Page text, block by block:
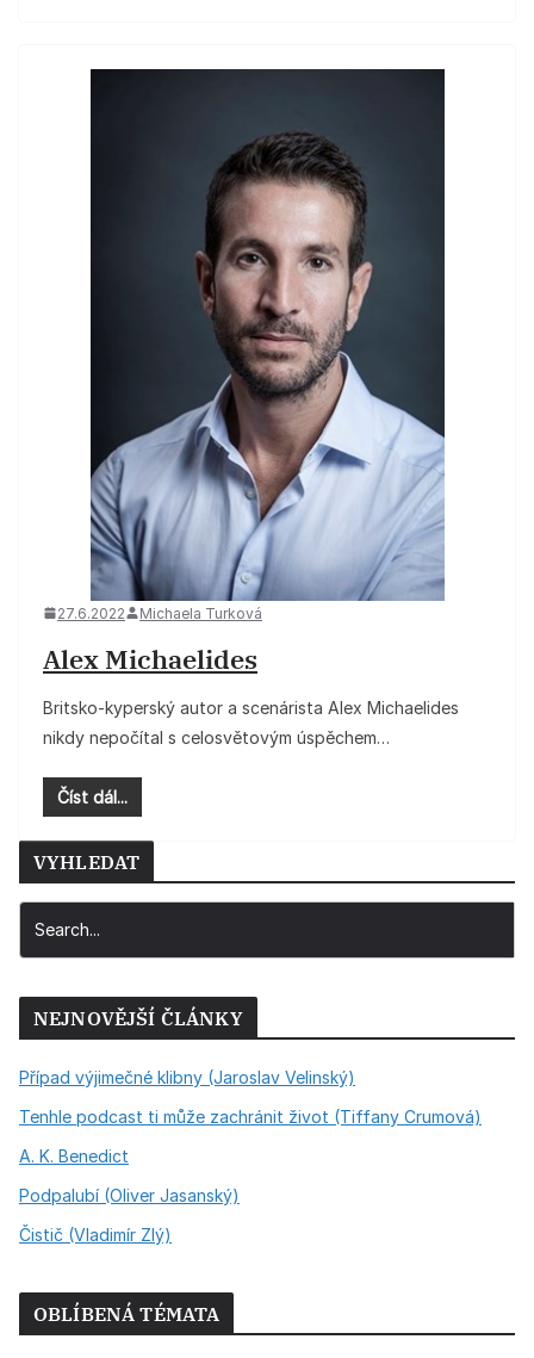
27.6.2022 Michaela Turková
Alex Michaelides
Britsko-kyperský autor a scenárista Alex Michaelides
nikdy nepočítal s celosvětovým úspěchem…
Číst dál...
VYHLEDAT
NEJNOVĚJŠÍ ČLÁNKY
Případ výjimečné klibny (Jaroslav Velinský)
Tenhle podcast ti může zachránit život (Tiffany Crumová)
A. K. Benedict
Podpalubí (Oliver Jasanský)
Čistič (Vladimír Zlý)
OBLÍBENÁ TÉMATA